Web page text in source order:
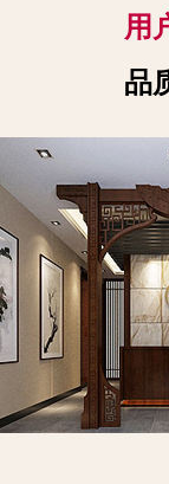
用
品